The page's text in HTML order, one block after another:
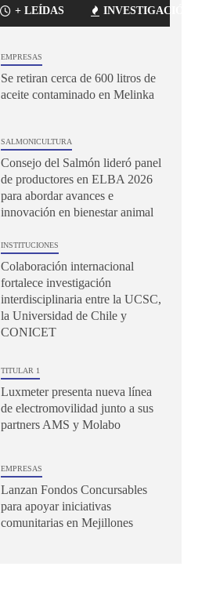
+ LEÍDAS INVESTIGACIÓN
EMPRESAS
Se retiran cerca de 600 litros de
aceite contaminado en Melinka
SALMONICULTURA
Consejo del Salmón lideró panel
de productores en ELBA 2026
para abordar avances e
innovación en bienestar animal
INSTITUCIONES
Colaboración internacional
fortalece investigación
interdisciplinaria entre la UCSC,
la Universidad de Chile y
CONICET
TITULAR 1
Luxmeter presenta nueva línea
de electromovilidad junto a sus
partners AMS y Molabo
EMPRESAS
Lanzan Fondos Concursables
para apoyar iniciativas
comunitarias en Mejillones